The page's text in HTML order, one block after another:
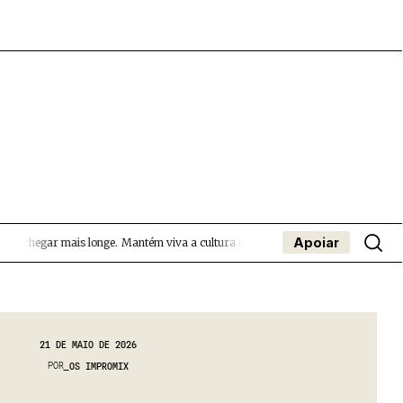
chegar mais longe. Mantém viva a cultura independente — apoia o
Apoiar
21 DE MAIO DE 2026
POR OS IMPROMIX